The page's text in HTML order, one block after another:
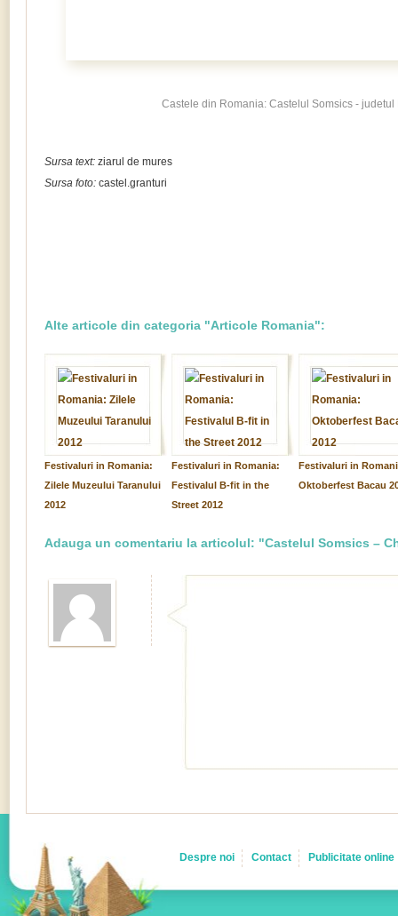
Castele din Romania: Castelul Somsics - judetul
Sursa text:ziarul de mures
Sursa foto:castel.granturi
Alte articole din categoria "Articole Romania":
Festivaluri in Romania:
Zilele Muzeului Taranului
2012
Festivaluri in Romania:
Festivalul B-fit in the
Street 2012
Festivaluri in
Oktoberfest Bacau
Adauga un comentariu la articolul: "Castelul Somsics –
Despre noi Contact Publicitate online